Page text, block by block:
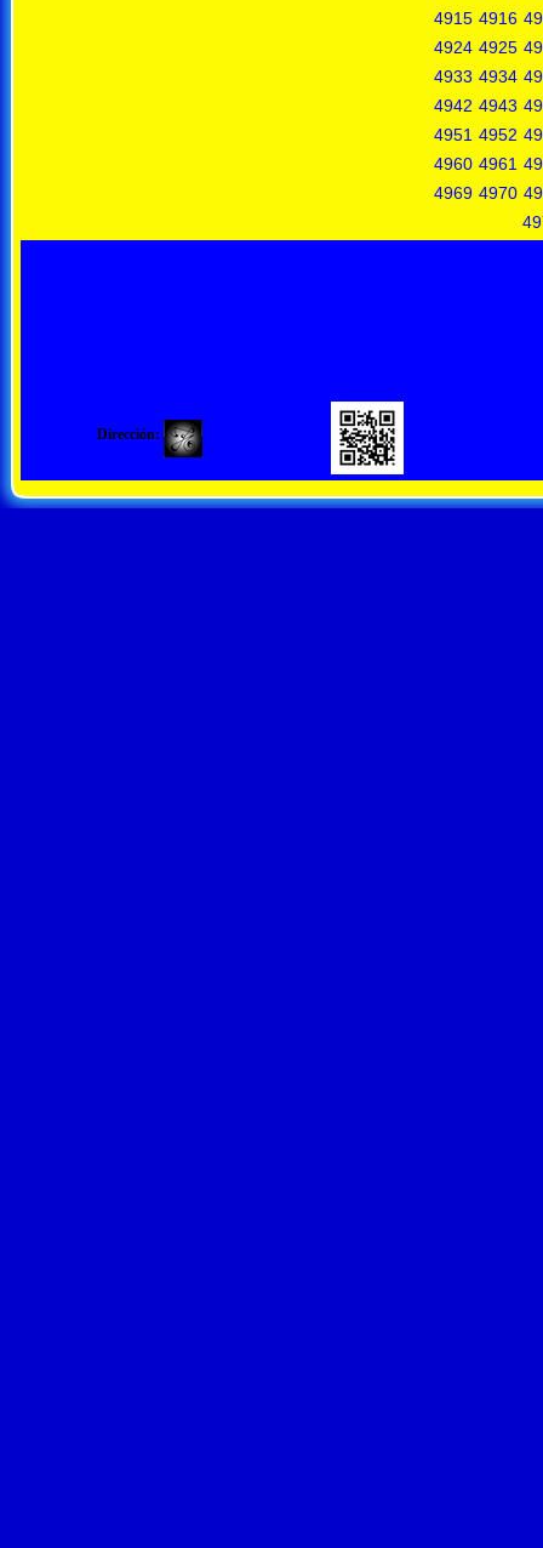
4915 4916
4924 4925
4933 4934
4942 4943
4951 4952
4960 4961
4969 4970
Dirección: